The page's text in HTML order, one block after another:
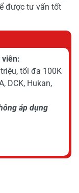
được tư vấn tốt
viên:
tối đa 100K
DCK, Hukan,
áp dụng